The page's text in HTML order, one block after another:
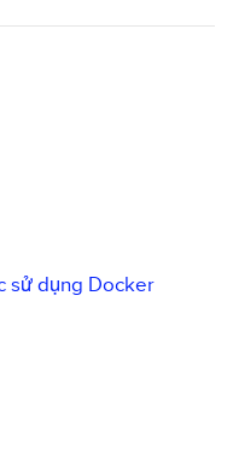
sử dụng Docker